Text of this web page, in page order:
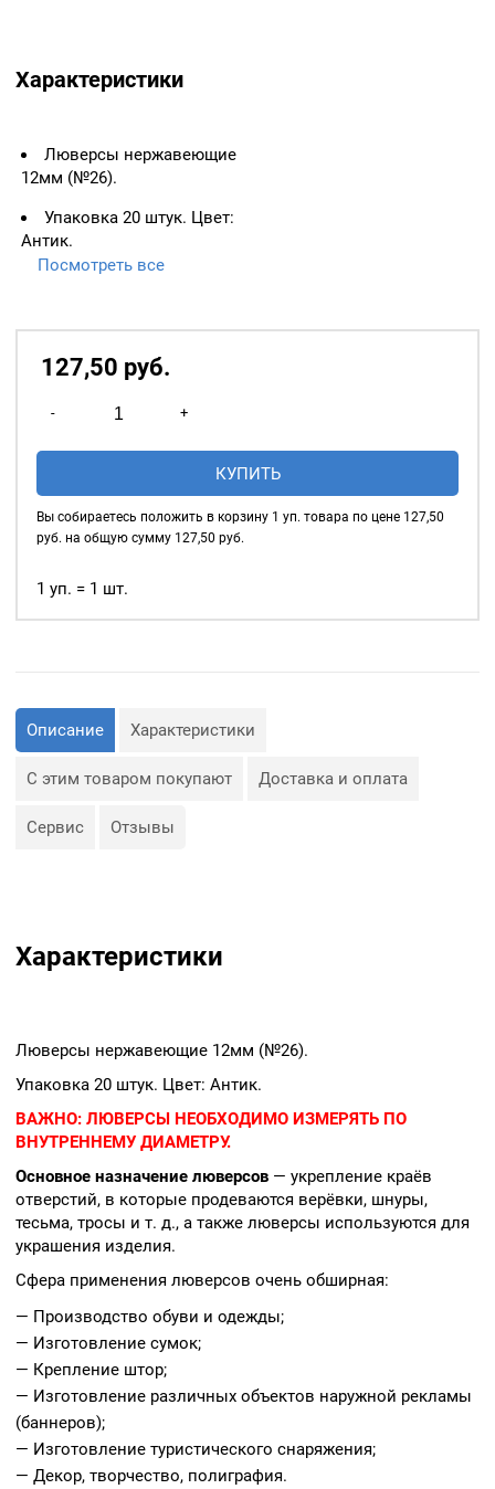
Характеристики
Люверсы нержавеющие
12мм (№26).
Упаковка 20 штук. Цвет:
Антик.
ВАЖНО:
ПО ВНУТРЕННЕМУ
люверсов
— укрепление
продеваются верёвки,
шнуры, тесьма, тросы и т.
используются для
Сфера применения
люверсов очень обширная:
объектов наружной
рекламы (баннеров);
— Изготовление
туристического
— Декор, творчество,
полиграфия.
Посмотреть все
127,50 руб.
-
товара
Люверсы
уп.
шт,
+
КУПИТЬ
Вы собираетесь положить в корзину 1 уп. товара по цене 127,50
руб. на общую сумму 127,50 руб.
1 уп. = 1 шт.
Описание Характеристики
С этим товаром покупают Доставка и оплата
Сервис Отзывы
Характеристики
Люверсы нержавеющие 12мм (№26).
Упаковка 20 штук. Цвет: Антик.
ВАЖНО: ЛЮВЕРСЫ НЕОБХОДИМО ИЗМЕРЯТЬ ПО
ВНУТРЕННЕМУ ДИАМЕТРУ.
Основное назначение люверсов — укрепление краёв
отверстий, в которые продеваются верёвки, шнуры,
тесьма, тросы и т. д., а также люверсы используются для
украшения изделия.
Сфера применения люверсов очень обширная:
— Производство обуви и одежды;
— Изготовление сумок;
— Крепление штор;
— Изготовление различных объектов наружной рекламы
(баннеров);
— Изготовление туристического снаряжения;
— Декор, творчество, полиграфия.